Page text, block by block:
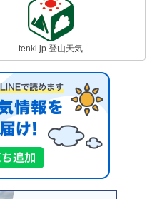
tenki.jp 登山天気